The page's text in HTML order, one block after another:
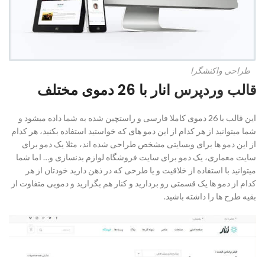
طراحی واکنشگرا
قالب وردپرس انار با 26 دموی مختلف
این قالب با 26 دموی کاملا فارسی و راستچین شده به شما داده میشود و
شما میتوانید از هر کدام از این دمو های که خواستید استفاده بکنید، هر کدام
از این دمو ها برای وبسایتی مشخص طراحی شده اند، مثلا یک دمو برای
سایت معماری، یک دمو برای سایت فروشگاه لوازم بدنسازی و… اما شما
میتوانید با استفاده از خلاقیت و یا طرحی که در ذهن دارید خودتان از هر
کدام از دمو ها یک قسمتی رو بردارید و کنار هم بگزارید و دمویی متفاوت از
بقیه طرح ها را داشته باشید.